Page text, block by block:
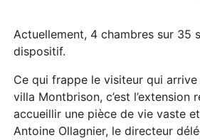
Actuellement, 4 chambres sur 35
dispositif.
Ce qui frappe le visiteur qui
villa Montbrison, c’est l’extension
accueillir une pièce de vie vaste
Antoine Ollagnier, le directeur